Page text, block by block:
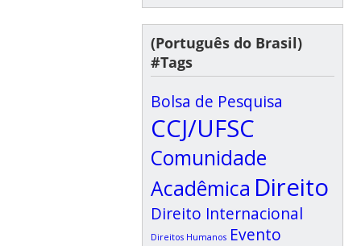
(Português do Brasil)
#Tags
Bolsa de Pesquisa
CCJ/UFSC
Comunidade
Acadêmica Direito
Direito Internacional
Direitos Humanos Evento